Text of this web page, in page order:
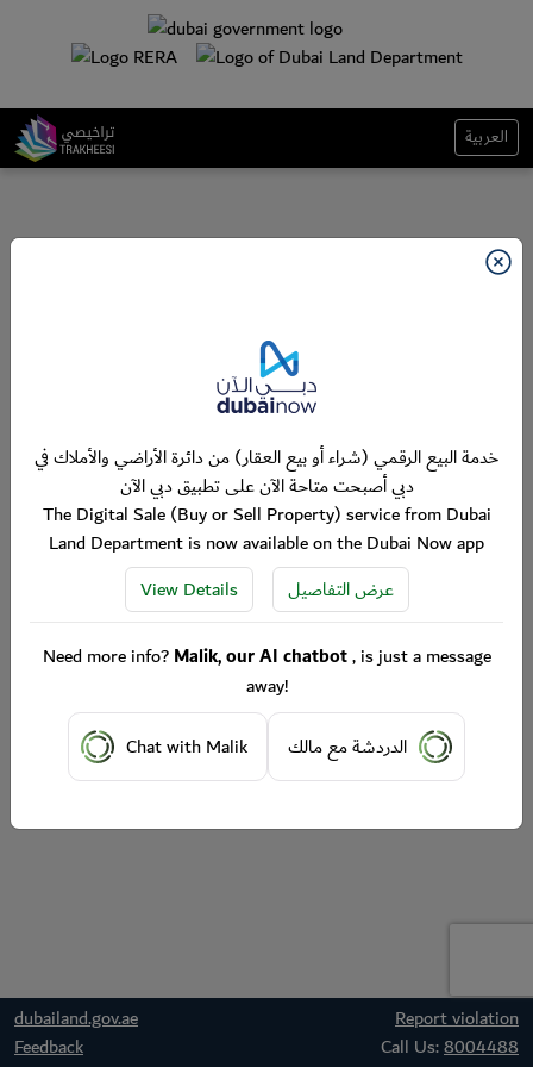
العربية
dubailand.gov.ae
Report violation
Feedback
Call Us:8004488
خدمة البيع الرقمي (شراء أو بيع العقار) من دائرة الأراضي والأملاك في
دبي أصبحت متاحة الآن على تطبيق دبي الآن
The Digital Sale (Buy or Sell Property) service from Dubai
Land Department is now available on the Dubai Now app
View Details
عرض التفاصيل
Need more info?Malik, our AI chatbot, is just a message
away!
Chat with Malik
الدردشة مع مالك